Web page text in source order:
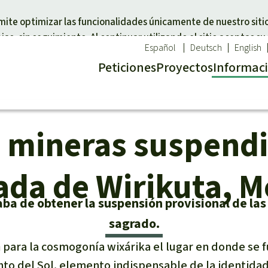
optimizar las funcionalidades únicamente de nuestro
sin seguimiento. Al continuar utilizando el sitio aceptas su
PeticionesProyectosInfo
Español Deutsch English
tema
selva
defensores de la
Sudeste de Asia
África
Latinoamérica
de Wirikuta,
de obtener la suspensión provisional de
sagrado.
la cosmogonía wixárika el lugar en donde se